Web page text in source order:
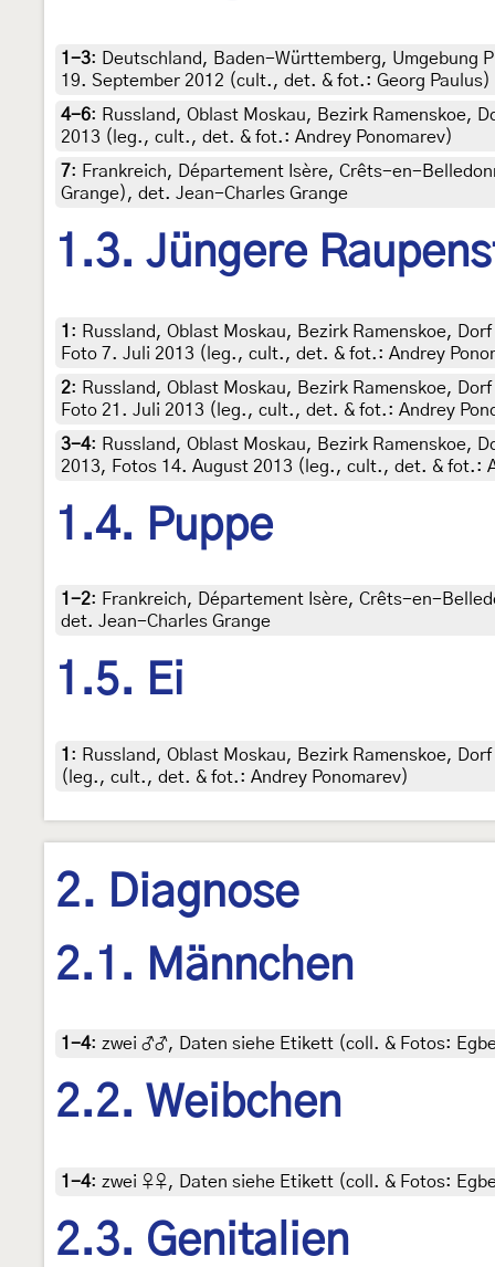
1-3:
Deutschland, Baden-Württemberg, Umgebung
19. September 2012 (cult., det. & fot.: Georg Paulus)
4-6: Russland, Oblast Moskau, Bezirk Ramenskoe,
2013 (leg., cult., det. & fot.: Andrey Ponomarev)
7: Frankreich, Département Isère, Crêts-en-
Grange), det. Jean-Charles Grange
1.3. Jüngere
1 : Russland, Oblast Moskau, Bezirk Ramenskoe,
Foto 7. Juli 2013 (leg., cult., det. & fot.: Andrey
2: Russland, Oblast Moskau, Bezirk Ramenskoe,
Foto 21. Juli 2013 (leg., cult., det. & fot.: Andrey
3-4: Russland, Oblast Moskau, Bezirk Ramenskoe,
2013, Fotos 14. August 2013 (leg., cult., det. & fot.:
1.4. Puppe
1-2: Frankreich, Département Isère, Crêts-en-
det. Jean-Charles Grange
1.5. Ei
1 : Russland, Oblast Moskau, Bezirk Ramenskoe,
(leg., cult., det. & fot.: Andrey Ponomarev)
2. Diagnose
2.1. Männchen
1-4: zwei ♂♂, Daten siehe Etikett (coll. & Fotos:
2.2. Weibchen
1-4: zwei ♀♀, Daten siehe Etikett (coll. & Fotos:
2.3. Genitalien